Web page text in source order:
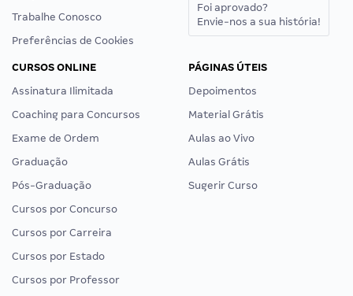
Trabalhe Conosco
Preferências de Cookies
Foi aprovado?
Envie-nos a sua história!
CURSOS ONLINE
Assinatura Ilimitada
Coaching para Concursos
Exame de Ordem
Graduação
Pós-Graduação
Cursos por Concurso
Cursos por Carreira
Cursos por Estado
Cursos por Professor
PÁGINAS ÚTEIS
Depoimentos
Material Grátis
Aulas ao Vivo
Aulas Grátis
Sugerir Curso